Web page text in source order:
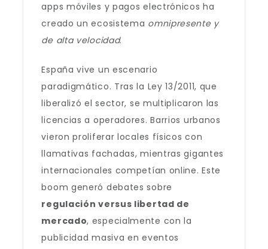
apps móviles y pagos electrónicos ha
creado un ecosistema omnipresente y
de alta velocidad.
España vive un escenario
paradigmático. Tras la Ley 13/2011, que
liberalizó el sector, se multiplicaron las
licencias a operadores. Barrios urbanos
vieron proliferar locales físicos con
llamativas fachadas, mientras gigantes
internacionales competían online. Este
boom generó debates sobre
regulación versus libertad de
mercado, especialmente con la
publicidad masiva en eventos